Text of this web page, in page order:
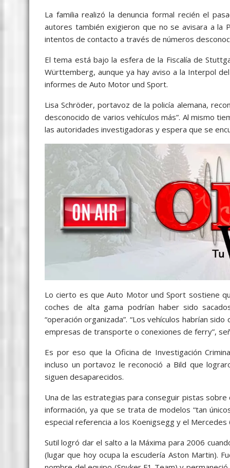
La familia realizó la denuncia formal recién el
autores también exigieron que no se avisara a la
intentos de contacto a través de números
El tema está bajo la esfera de la Fiscalía de
Württemberg, aunque ya hay aviso a la Interpol
informes de Auto Motor und Sport.
Lisa Schröder, portavoz de la policía alemana,
desconocido de varios vehículos más”. Al mismo
las autoridades investigadoras y espera que se
Lo cierto es que Auto Motor und Sport sostiene
coches de alta gama podrían haber sido
“operación organizada”. “Los vehículos habrían
empresas de transporte o conexiones de ferry”,
Es por eso que la Oficina de Investigación
incluso un portavoz le reconoció a Bild que
siguen desaparecidos.
Una de las estrategias para conseguir pistas
información, ya que se trata de modelos “tan
especial referencia a los Koenigsegg y el Mercedes
Sutil logró dar el salto a la Máxima para 2006
(lugar que hoy ocupa la escudería Aston Martin).